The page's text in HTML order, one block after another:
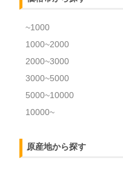
~1000
1000~2000
2000~3000
3000~5000
5000~10000
10000~
原産地から探す